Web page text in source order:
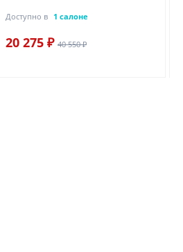
Доступно в 1 салоне
20 275 ₽ 40 550 ₽